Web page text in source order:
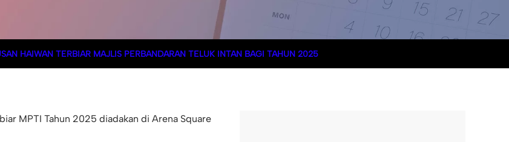
HAIWAN TERBIAR MAJLIS PERBANDARAN TELUK INTAN BAGI TAHUN 2025
MPTI Tahun 2025 diadakan di Arena Square